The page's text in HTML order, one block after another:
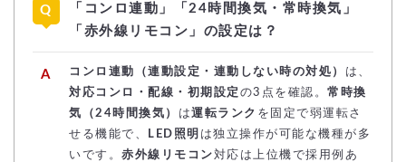
「コンロ連動」「24時間換気・常時換気」
「赤外線リモコン」の設定は？
コンロ連動（連動設定・連動しない時の対処）
は、
対応コンロ・配線・初期設定 の3点を確認。 常時換
気（24時間換気）
は運転ランク を固定で弱運転さ
せる機能で、
LED照明 は独立操作が可能な機種が多
いです。 赤外線リモコン対応は上位機で採用例あ